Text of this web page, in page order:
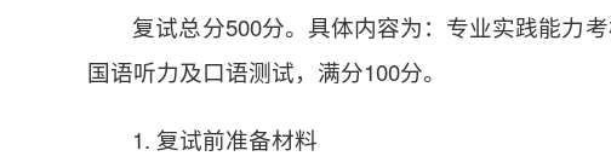
复试总分500分。具体内容为：专业实践能力
国语听力及口语测试，满分100分。
1. 复试前准备材料